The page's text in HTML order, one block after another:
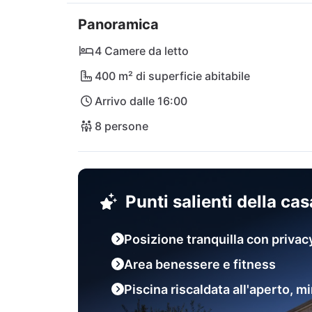
Scoprite anche il mondo stuzzicante della
come il tartufo, il prosciutto, l'olio d'oliva di
hanno tutto ciò che il vostro cuore
Panoramica
4 Camere da letto
400 m² di superficie abitabile
Arrivo dalle 16:00
8 persone
Punti salienti della
Posizione tranquilla con
Area benessere e fitness
Piscina riscaldata all'aperto,